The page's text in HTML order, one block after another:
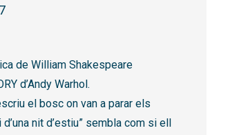
de William Shakespeare
d’Andy Warhol.
el bosc on van a parar els
nit d’estiu” sembla com si ell